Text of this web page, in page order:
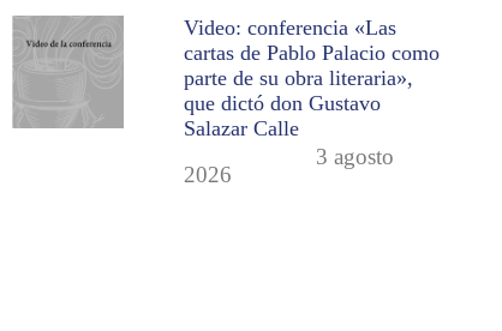
Video: conferencia «Las
cartas de Pablo Palacio como
parte de su obra literaria»,
que dictó don Gustavo
Salazar Calle
3 agosto
2026